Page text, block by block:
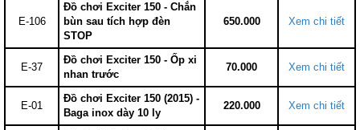
E-106
Đồ chơi Exciter 150 - Chắn
bùn sau tích hợp đèn
STOP
650.000 Xem chi tiết
E-37
Đồ chơi Exciter 150 - Ốp xi
nhan trước
70.000 Xem chi tiết
E-01
Đồ chơi Exciter 150 (2015) -
Baga inox dày 10 ly
220.000 Xem chi tiết